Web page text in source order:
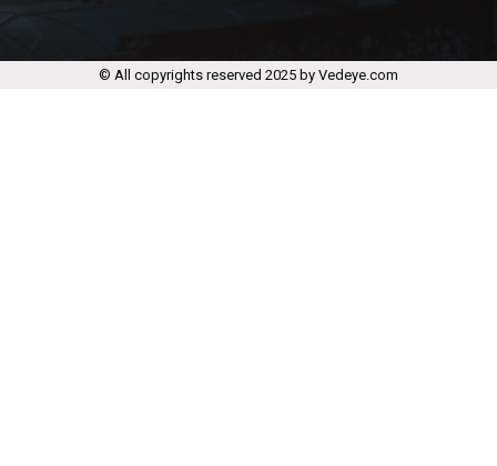
© All copyrights reserved 2025 by Vedeye.com